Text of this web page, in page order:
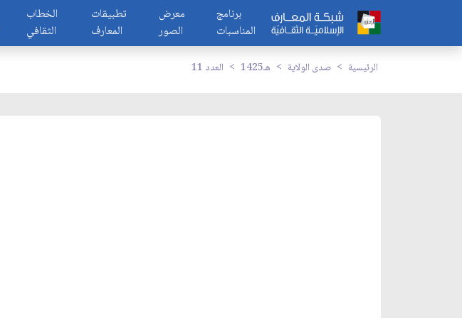
الخطاب
الثقافي
تطبيقات
المعارف
معرض
الصور
برنامج
المناسبات
الرئيسية صدى الولاية 1425هـ العدد 11